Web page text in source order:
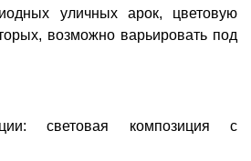
уличных арок, цветовую
возможно варьировать под
световая композиция с